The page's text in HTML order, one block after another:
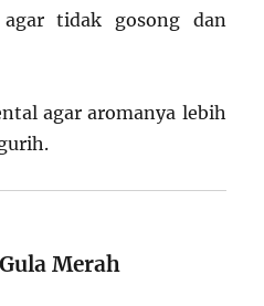
tidak gosong dan
agar aromanya lebih
Merah